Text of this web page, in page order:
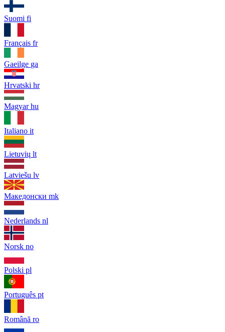
Suomi fi
Français fr
Gaeilge ga
Hrvatski hr
Magyar hu
Italiano it
Lietuvių lt
Latviešu lv
Македонски mk
Nederlands nl
Norsk no
Polski pl
Português pt
Română ro